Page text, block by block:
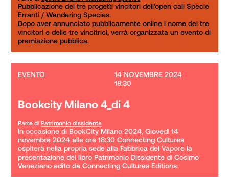
Pubblicazione dei tre progetti vincitori dell'open call Specie
Erranti / Wandering Species.
Dopo aver annunciato pubblicamente online i nome dei tre
vincitori e delle tre vincitrici, verrà organizzata un evento di
premiazione pubblica.
EVENTO
14 NOVEMBRE 2024
18:30
Bookcity Milano 4_di 4
Parte di Patrimonio dissidente
In occasione di BookCity Milano 2024, Giovedì 14
novembre 2024 alle ore 18:30 Connecting Cultures
ospiterà nella propria sede alla Fabbrica del Vapore la
presentazione del libro Patrimonio Dissidente di Cosimo
Veneziano edito da Connecting Cultures Editions.